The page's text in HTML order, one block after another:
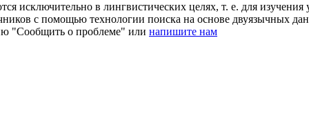
исключительно в лингвистических целях, т. е. для
с помощью технологии поиска на основе двуязычных
"Сообщить о проблеме" или напишите нам